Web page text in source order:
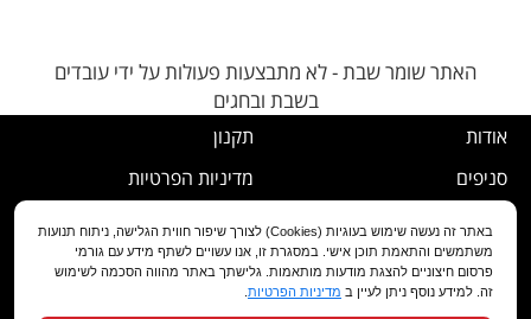
האתר שומר שבת - לא מתבצעות פעולות על ידי עובדים
בשבת ובחגים
אודות
סניפים
שירות לקוחות
מועדון לקוחות
תקנון
מדיניות הפרטיות
נוהל ביטול עסקה
מדיניות החלפה/החזרה/ביטול
הצהרת נגישות
באתר זה נעשה שימוש בעוגיות (Cookies) לצורך שיפור חווית הגלישה, ניתוח תנועות
משתמשים והתאמת תוכן אישי. במסגרת זו, אנו עשויים לשתף מידע עם גורמי
פרסום חיצוניים להצגת מודעות מותאמות. גלישתך באתר מהווה הסכמה לשימוש
זה. למידע נוסף ניתן לעיין ב מדיניות הפרטיות